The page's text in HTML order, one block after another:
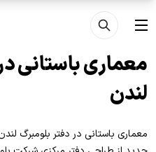
رفتن به محتوای اصلی
منو
معماری باستانی
لندن
معماری باستانی در دفتر بلومبرگ